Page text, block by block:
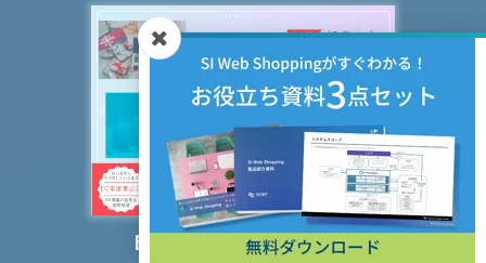
ECサイト構築基本ガイド